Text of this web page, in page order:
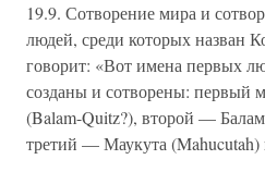
19.9. Сотворение мира и
людей, среди которых назван
говорит: «Вот имена первых
созданы и сотворены: первый
(Balam-Quitz?), второй —
третий — Маукута